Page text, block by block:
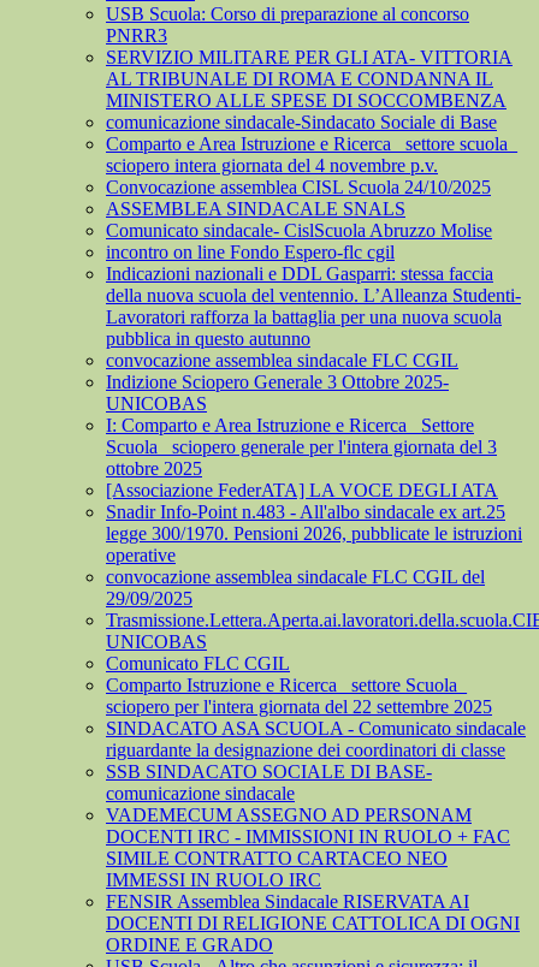
USB Scuola: Corso di preparazione al concorso
PNRR3
SERVIZIO MILITARE PER GLI ATA- VITTORIA
AL TRIBUNALE DI ROMA E CONDANNA IL
MINISTERO ALLE SPESE DI SOCCOMBENZA
comunicazione sindacale-Sindacato Sociale di Base
Comparto e Area Istruzione e Ricerca_ settore scuola_
sciopero intera giornata del 4 novembre p.v.
Convocazione assemblea CISL Scuola 24/10/2025
ASSEMBLEA SINDACALE SNALS
Comunicato sindacale- CislScuola Abruzzo Molise
incontro on line Fondo Espero-flc cgil
Indicazioni nazionali e DDL Gasparri: stessa faccia
della nuova scuola del ventennio. L’Alleanza Studenti-
Lavoratori rafforza la battaglia per una nuova scuola
pubblica in questo autunno
convocazione assemblea sindacale FLC CGIL
Indizione Sciopero Generale 3 Ottobre 2025-
UNICOBAS
I: Comparto e Area Istruzione e Ricerca_ Settore
Scuola_ sciopero generale per l'intera giornata del 3
ottobre 2025
[Associazione FederATA] LA VOCE DEGLI ATA
Snadir Info-Point n.483 - All'albo sindacale ex art.25
legge 300/1970. Pensioni 2026, pubblicate le istruzioni
operative
convocazione assemblea sindacale FLC CGIL del
29/09/2025
UNICOBAS
Comunicato FLC CGIL
Comparto Istruzione e Ricerca_ settore Scuola_
sciopero per l'intera giornata del 22 settembre 2025
SINDACATO ASA SCUOLA - Comunicato sindacale
riguardante la designazione dei coordinatori di classe
SSB SINDACATO SOCIALE DI BASE-
comunicazione sindacale
VADEMECUM ASSEGNO AD PERSONAM
DOCENTI IRC - IMMISSIONI IN RUOLO + FAC
SIMILE CONTRATTO CARTACEO NEO
IMMESSI IN RUOLO IRC
FENSIR Assemblea Sindacale RISERVATA AI
DOCENTI DI RELIGIONE CATTOLICA DI OGNI
ORDINE E GRADO